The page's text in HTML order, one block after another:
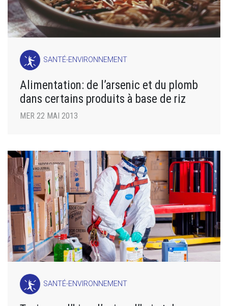
SANTÉ-ENVIRONNEMENT
Alimentation: de l’arsenic et du plomb
dans certains produits à base de riz
MER 22 MAI 2013
SANTÉ-ENVIRONNEMENT